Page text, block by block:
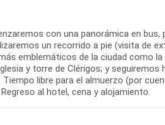
con una panorámica en
un recorrido a pie (visita de
emblemáticos de la ciudad como la
y torre de Clérigos; y seguiremos
libre para el almuerzo (por
al hotel, cena y alojamiento.